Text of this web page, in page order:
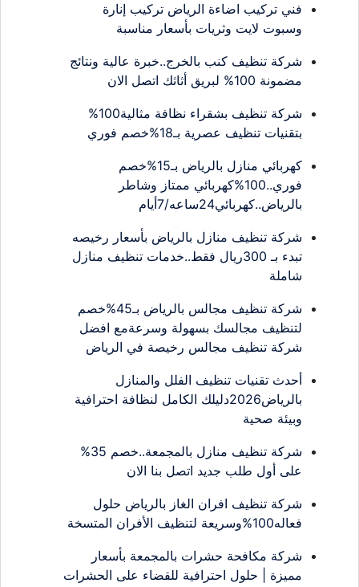
فني تركيب اضاءة الرياض تركيب إنارة
وسبوت لايت وثريات بأسعار مناسبة
شركة تنظيف كنب بالخرج..خبرة عالية ونتائج
مضمونة 100% لبريق أثاثك اتصل الان
شركة تنظيف بشقراء نظافة مثالية100%
بتقنيات تنظيف عصرية بـ18%خصم فوري
كهربائي منازل بالرياض بـ15%خصم
فوري..100%كهربائي ممتاز وشاطر
بالرياض..كهربائي24ساعه/7أيام
شركة تنظيف منازل بالرياض بأسعار رخيصه
تبدء بـ 300ريال فقط..خدمات تنظيف منازل
شاملة
شركة تنظيف مجالس بالرياض بـ45%خصم
لتنظيف مجالسك بسهولة وسرعةمع افضل
شركة تنظيف مجالس رخيصة في الرياض
أحدث تقنيات تنظيف الفلل والمنازل
بالرياض2026دليلك الكامل لنظافة احترافية
وبيئة صحية
شركة تنظيف منازل بالمجمعة..خصم 35%
على أول طلب جديد اتصل بنا الان
شركة تنظيف افران الغاز بالرياض حلول
فعاله100%وسريعة لتنظيف الأفران المتسخة
شركة مكافحة حشرات بالمجمعة بأسعار
مميزة | حلول احترافية للقضاء على الحشرات